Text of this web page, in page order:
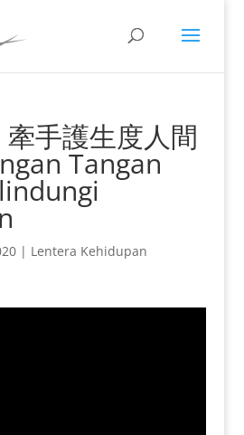
手護生度人間
Tangan
| Lentera Kehidupan